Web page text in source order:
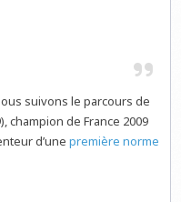
suivons le parcours de
champion de France 2009
d’unepremière norme